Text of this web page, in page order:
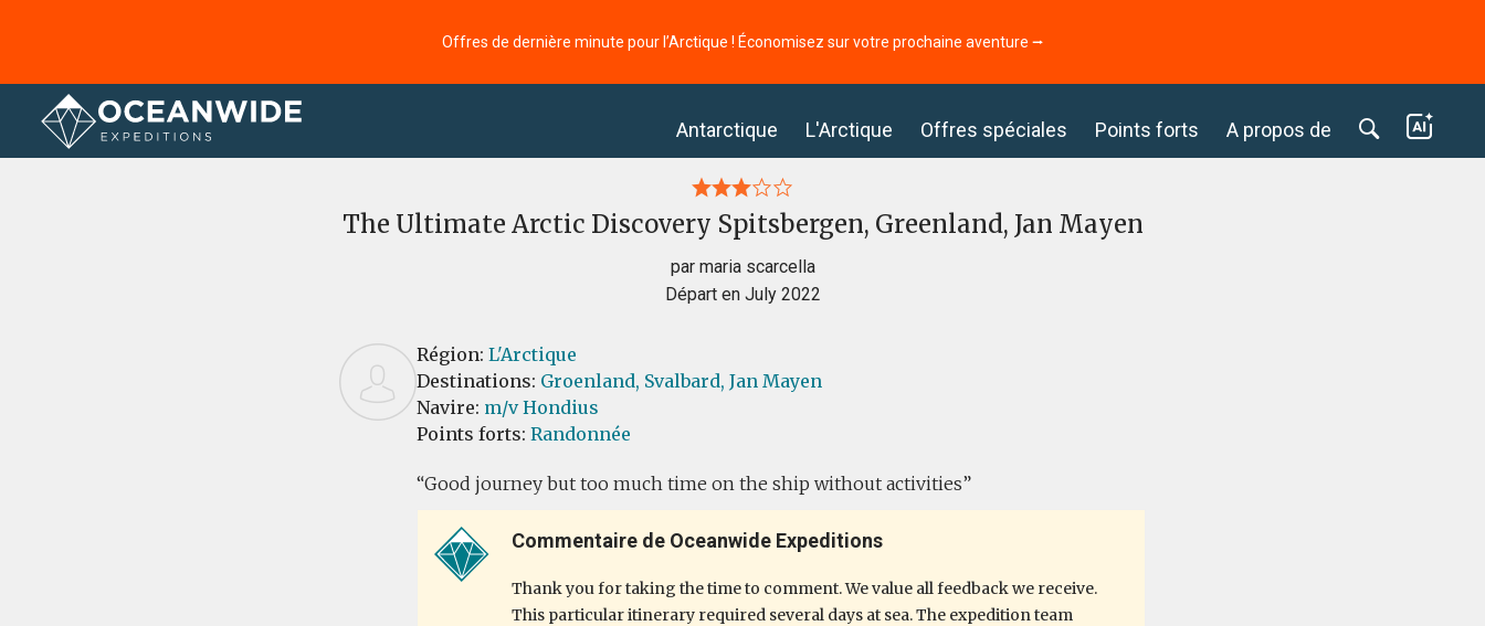
Offres de dernière minute pour l’Arctique ! Économisez sur votre prochaine aventure ⭢
Antarctique L'Arctique Offres spéciales Points forts A propos de
Accueil Commentaires
The Ultimate Arctic Discovery Spitsbergen, Greenland, Jan Mayen
par maria scarcella
Départ en July 2022
Région: L'Arctique
Destinations: Groenland, Svalbard, Jan Mayen
Navire: m/v Hondius
Points forts: Randonnée
Good journey but too much time on the ship without activities
Commentaire de Oceanwide Expeditions
Thank you for taking the time to comment. We value all feedback we receive.
This particular itinerary required several days at sea. The expedition team